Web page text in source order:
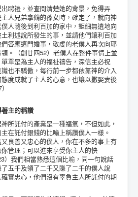
禮，並查問清楚她的背景，免得弄
人兄弟拿鶴的孫女時，確定了，就向神
人隨後到利百加的家中，鉅細無遺地向
利述說所發生的事，並請他們讓利百加
答應這門婚事，敬虔的老僕人再次向耶
。（創廿四52）老僕人在整件事情上並
單是為主人的福祉禱告，深信主必祝
也不驕傲，每行前一步都依靠神的介入
度成就了主人的心意，也讓以撒娶妻後
主的稱讚
託付的產業是一種福氣，不但如此，
在託付銀錢的比喻上稱讚僕人一樣。
又良善又忠心的僕人，你在不多的事上有
管理；可以進來享受你主人的快
）我們相當熟悉這個比喻，同一句說話
五千及領了二千又賺了二千的僕人說
實忠心，他們沒有辜負主人所託付的期